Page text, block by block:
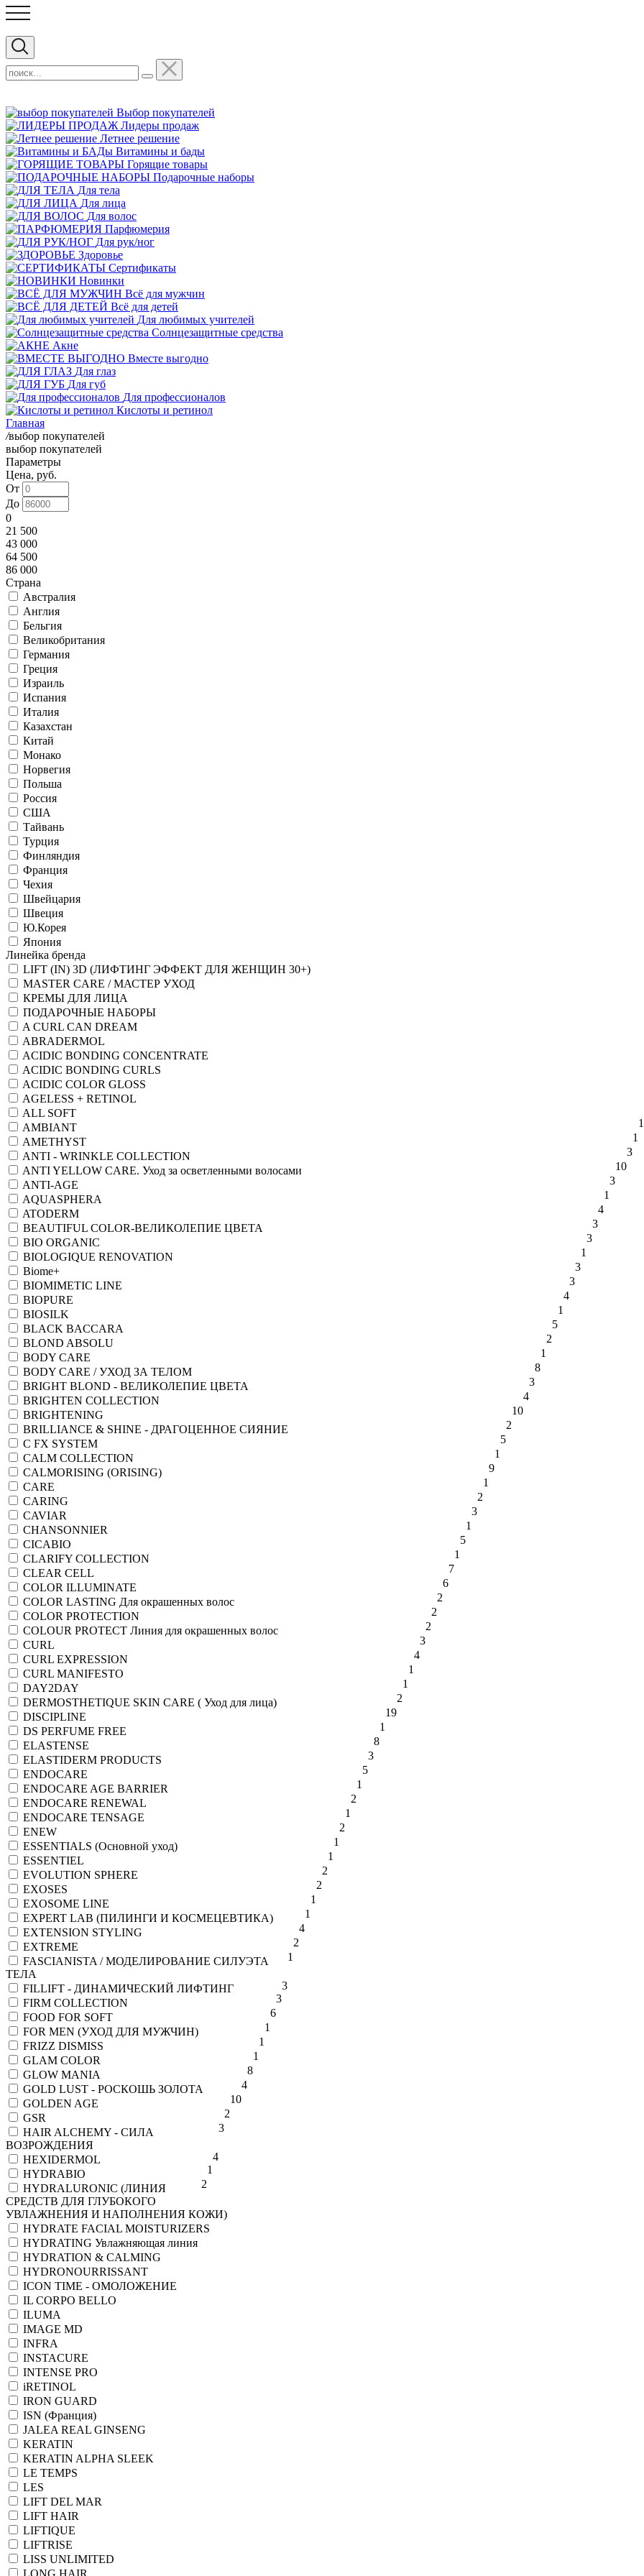
Выбор покупателей
Лидеры продаж
Летнее решение
Витамины и бады
Горящие товары
Подарочные наборы
Для тела
Для лица
Для волос
Парфюмерия
Для рук/ног
Здоровье
Сертификаты
Новинки
Всё для мужчин
Всё для детей
Для любимых учителей
Cолнцезащитные средства
Акне
Вместе выгодно
Для глаз
Для губ
Для профессионалов
Кислоты и ретинол
Главная
/выбор покупателей
выбор покупателей
Параметры
Цена, руб.
От
До
0
21 500
43 000
64 500
86 000
Страна
Австралия
Англия
Бельгия
Великобритания
Германия
Греция
Израиль
Испания
Италия
Казахстан
Китай
Монако
Норвегия
Польша
Россия
США
Тайвань
Турция
Финляндия
Франция
Чехия
Швейцария
Швеция
Ю.Корея
Япония
Линейка бренда
LIFT (IN) 3D (ЛИФТИНГ ЭФФЕКТ ДЛЯ ЖЕНЩИН 30+)
MASTER CARE / МАСТЕР УХОД
КРЕМЫ ДЛЯ ЛИЦА
ПОДАРОЧНЫЕ НАБОРЫ
A CURL CAN DREAM
ABRADERMOL
ACIDIC BONDING CONCENTRATE
ACIDIC BONDING CURLS
ACIDIC COLOR GLOSS
AGELESS + RETINOL
ALL SOFT
1
AMBIANT
1
AMETHYST
3
ANTI - WRINKLE COLLECTION
10
ANTI YELLOW CARE. Уход за осветленными волосами
3
ANTI-AGE
1
AQUASPHERA
4
ATODERM
3
BEAUTIFUL COLOR-ВЕЛИКОЛЕПИЕ ЦВЕТА
3
BIO ORGANIC
1
BIOLOGIQUE RENOVATION
3
Biome+
3
BIOMIMETIC LINE
4
BIOPURE
1
BIOSILK
5
BLACK BACCARA
2
BLOND ABSOLU
1
BODY CARE
8
BODY CARE / УХОД ЗА ТЕЛОМ
3
BRIGHT BLOND - ВЕЛИКОЛЕПИЕ ЦВЕТА
4
BRIGHTEN COLLECTION
10
BRIGHTENING
2
BRILLIANCE & SHINE - ДРАГОЦЕННОЕ СИЯНИЕ
5
C FX SYSTEM
1
CALM COLLECTION
9
CALMORISING (ORISING)
1
CARE
2
CARING
3
CAVIAR
1
CHANSONNIER
5
CICABIO
1
CLARIFY COLLECTION
7
CLEAR CELL
6
COLOR ILLUMINATE
2
COLOR LASTING Для окрашенных волос
2
COLOR PROTECTION
2
COLOUR PROTECT Линия для окрашенных волос
3
CURL
4
CURL EXPRESSION
1
CURL MANIFESTO
1
DAY2DAY
2
DERMOSTHETIQUE SKIN CARE ( Уход для лица)
19
DISCIPLINE
1
DS PERFUME FREE
8
ELASTENSE
3
ELASTIDERM PRODUCTS
5
ENDOCARE
1
ENDOCARE AGE BARRIER
2
ENDOCARE RENEWAL
1
ENDOCARE TENSAGE
2
ENEW
1
ESSENTIALS (Основной уход)
1
ESSENTIEL
2
EVOLUTION SPHERE
2
EXOSES
1
EXOSOME LINE
1
EXPERT LAB (ПИЛИНГИ И КОСМЕЦЕВТИКА)
4
EXTENSION STYLING
2
EXTREME
1
FASCIANISTA / МОДЕЛИРОВАНИЕ СИЛУЭТА
ТЕЛА
3
FILLIFT - ДИНАМИЧЕСКИЙ ЛИФТИНГ
3
FIRM COLLECTION
6
FOOD FOR SOFT
1
FOR MEN (УХОД ДЛЯ МУЖЧИН)
1
FRIZZ DISMISS
1
GLAM COLOR
8
GLOW MANIA
4
GOLD LUST - РОСКОШЬ ЗОЛОТА
10
GOLDEN AGE
2
GSR
3
HAIR ALCHEMY - СИЛА
ВОЗРОЖДЕНИЯ
4
HEXIDERMOL
1
HYDRABIO
2
HYDRALURONIC (ЛИНИЯ
СРЕДСТВ ДЛЯ ГЛУБОКОГО
УВЛАЖНЕНИЯ И НАПОЛНЕНИЯ КОЖИ)
HYDRATE FACIAL MOISTURIZERS
HYDRATING Увлажняющая линия
HYDRATION & CALMING
HYDRONOURRISSANT
ICON TIME - ОМОЛОЖЕНИЕ
IL CORPO BELLO
ILUMA
IMAGE MD
INFRA
INSTACURE
INTENSE PRO
iRETINOL
IRON GUARD
ISN (Франция)
JALEA REAL GINSENG
KERATIN
KERATIN ALPHA SLEEK
LE TEMPS
LES
LIFT DEL MAR
LIFT HAIR
LIFTIQUE
LIFTRISE
LISS UNLIMITED
LONG HAIR